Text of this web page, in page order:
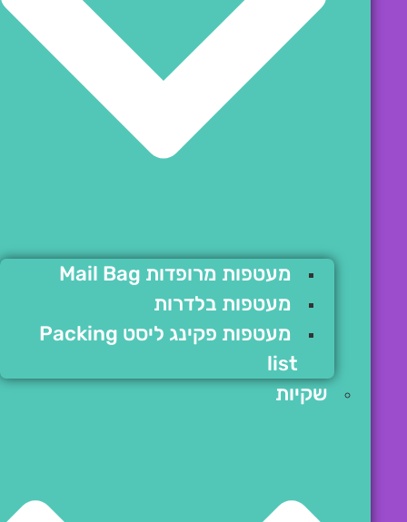
מעטפות מרופדות Mail Bag
מעטפות בלדרות
מעטפות פקינג ליסט Packing
list
שקיות